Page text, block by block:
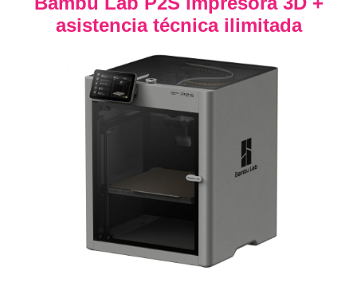
asistencia técnica ilimitada